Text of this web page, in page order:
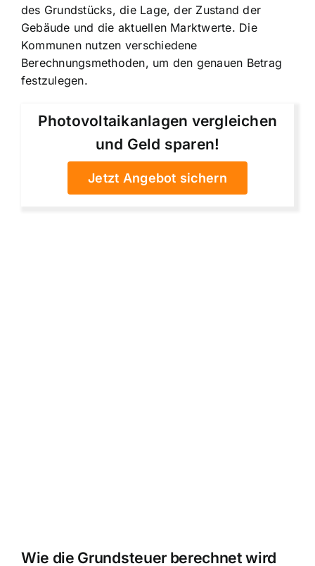
des Grundstücks, die Lage, der Zustand der
Gebäude und die aktuellen Marktwerte. Die
Kommunen nutzen verschiedene
Berechnungsmethoden, um den genauen Betrag
festzulegen.
Photovoltaikanlagen vergleichen
und Geld sparen!
Jetzt Angebot sichern
Wie die Grundsteuer berechnet wird